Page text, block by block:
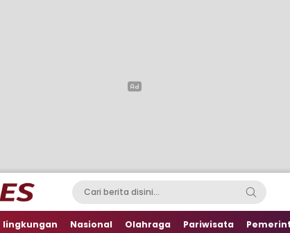
lingkungan Nasional Olahraga Pariwisata